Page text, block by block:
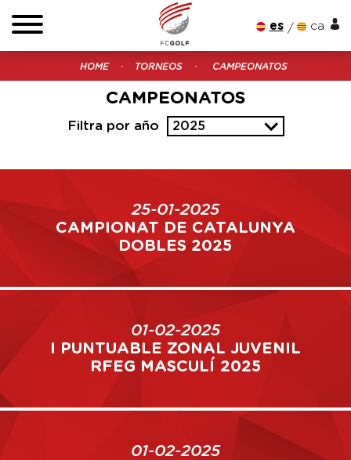
es ca
HOME TORNEOS CAMPEONATOS
CAMPEONATOS
Filtra por año 2025
25-01-2025
CAMPIONAT DE CATALUNYA
DOBLES 2025
01-02-2025
I PUNTUABLE ZONAL JUVENIL
RFEG MASCULÍ 2025
01-02-2025